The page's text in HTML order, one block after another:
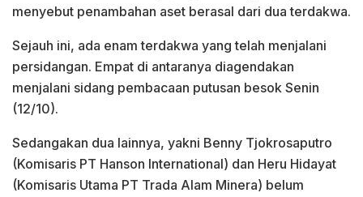
menyebut penambahan aset berasal dari dua terdakwa.
Sejauh ini, ada enam terdakwa yang telah menjalani
persidangan. Empat di antaranya diagendakan
menjalani sidang pembacaan putusan besok Senin
(12/10).
Sedangakan dua lainnya, yakni Benny Tjokrosaputro
(Komisaris PT Hanson International) dan Heru Hidayat
(Komisaris Utama PT Trada Alam Minera) belum